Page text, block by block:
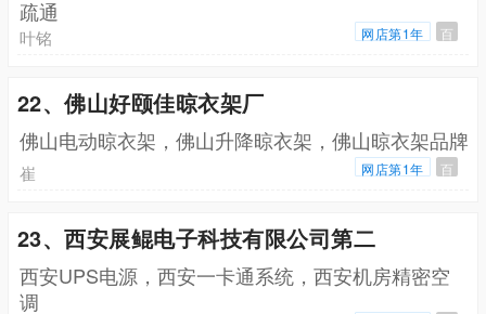
疏通
叶铭 网店第1年 百
22、佛山好颐佳晾衣架厂
佛山电动晾衣架，佛山升降晾衣架，佛山晾衣架品牌
崔 网店第1年 百
23、西安展鲲电子科技有限公司第二
西安UPS电源，西安一卡通系统，西安机房精密空
调